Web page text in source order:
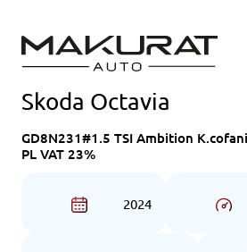
do
treści
Skoda Octavia
GD8N231#1.5 TSI Ambition
PL VAT 23%
2024